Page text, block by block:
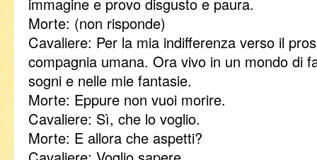
Morte: (non risponde)
Cavaliere: Per la mia indifferenza verso il
compagnia umana. Ora vivo in un mondo di
sogni e nelle mie fantasie.
Morte: Eppure non vuoi morire.
Cavaliere: Sì, che lo voglio.
Morte: E allora che aspetti?